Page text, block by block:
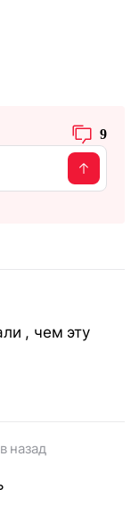
9
, чем эту
назад